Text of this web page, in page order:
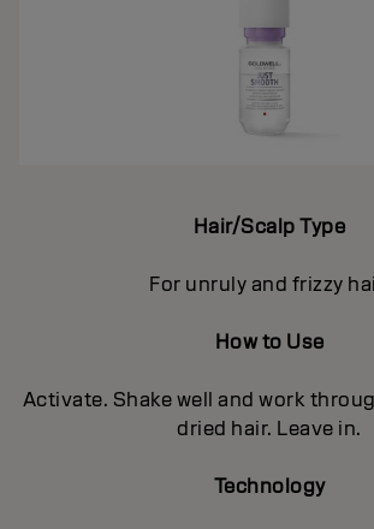
Hair/Scalp Type
For unruly and frizzy
How to Use
Activate. Shake well and work
dried hair. Leave in.
Technology